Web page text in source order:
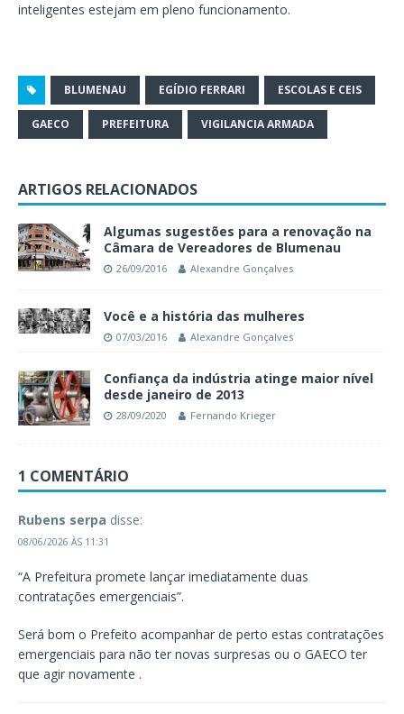
inteligentes estejam em pleno funcionamento.
BLUMENAU EGÍDIO FERRARI ESCOLAS E CEIS
GAECO PREFEITURA VIGILANCIA ARMADA
ARTIGOS RELACIONADOS
Algumas sugestões para a renovação na
Câmara de Vereadores de Blumenau
26/09/2016 Alexandre Gonçalves
Você e a história das mulheres
07/03/2016 Alexandre Gonçalves
Confiança da indústria atinge maior nível
desde janeiro de 2013
28/09/2020 Fernando Krieger
1 COMENTÁRIO
Rubens serpa disse:
08/06/2026 ÀS 11:31
“A Prefeitura promete lançar imediatamente duas
contratações emergenciais”.
Será bom o Prefeito acompanhar de perto estas contratações
emergenciais para não ter novas surpresas ou o GAECO ter
que agir novamente .